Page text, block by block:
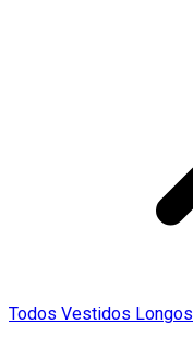
Todos Vestidos Longos